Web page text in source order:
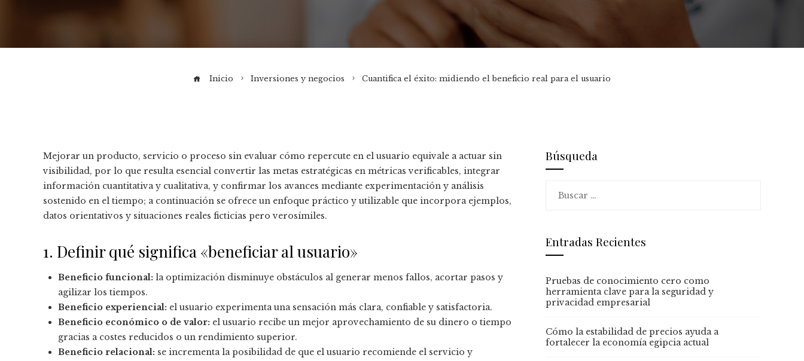
Inicio Inversiones y negocios Cuantifica el éxito: midiendo el beneficio real para el usuario
Mejorar un producto, servicio o proceso sin evaluar cómo repercute en el usuario equivale a actuar sin
visibilidad, por lo que resulta esencial convertir las metas estratégicas en métricas verificables, integrar
información cuantitativa y cualitativa, y confirmar los avances mediante experimentación y análisis
sostenido en el tiempo; a continuación se ofrece un enfoque práctico y utilizable que incorpora ejemplos,
datos orientativos y situaciones reales ficticias pero verosímiles.
1. Definir qué significa «beneficiar al usuario»
Beneficio funcional: la optimización disminuye obstáculos al generar menos fallos, acortar pasos y
agilizar los tiempos.
Beneficio experiencial: el usuario experimenta una sensación más clara, confiable y satisfactoria.
Beneficio económico o de valor: el usuario recibe un mejor aprovechamiento de su dinero o tiempo
gracias a costes reducidos o un rendimiento superior.
Beneficio relacional: se incrementa la posibilidad de que el usuario recomiende el servicio y
Búsqueda
Entradas Recientes
Pruebas de conocimiento cero como
herramienta clave para la seguridad y
privacidad empresarial
Cómo la estabilidad de precios ayuda a
fortalecer la economía egipcia actual